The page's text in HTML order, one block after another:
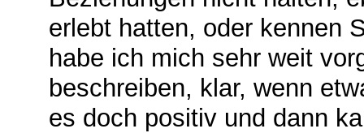
erlebt hatten, oder kennen
habe ich mich sehr weit
beschreiben, klar, wenn
es doch positiv und dann